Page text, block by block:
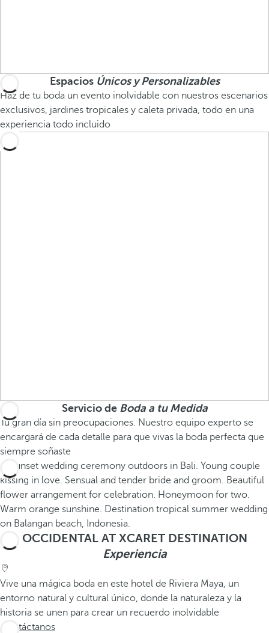
Espacios Únicos y Personalizables
Haz de tu boda un evento inolvidable con nuestros escenarios
exclusivos, jardines tropicales y caleta privada, todo en una
experiencia todo incluido
Servicio de Boda a tu Medida
Tu gran día sin preocupaciones. Nuestro equipo experto se
encargará de cada detalle para que vivas la boda perfecta que
siempre soñaste
OCCIDENTAL AT XCARET DESTINATION
Experiencia
Vive una mágica boda en este hotel de Riviera Maya, un
entorno natural y cultural único, donde la naturaleza y la
historia se unen para crear un recuerdo inolvidable
Contáctanos